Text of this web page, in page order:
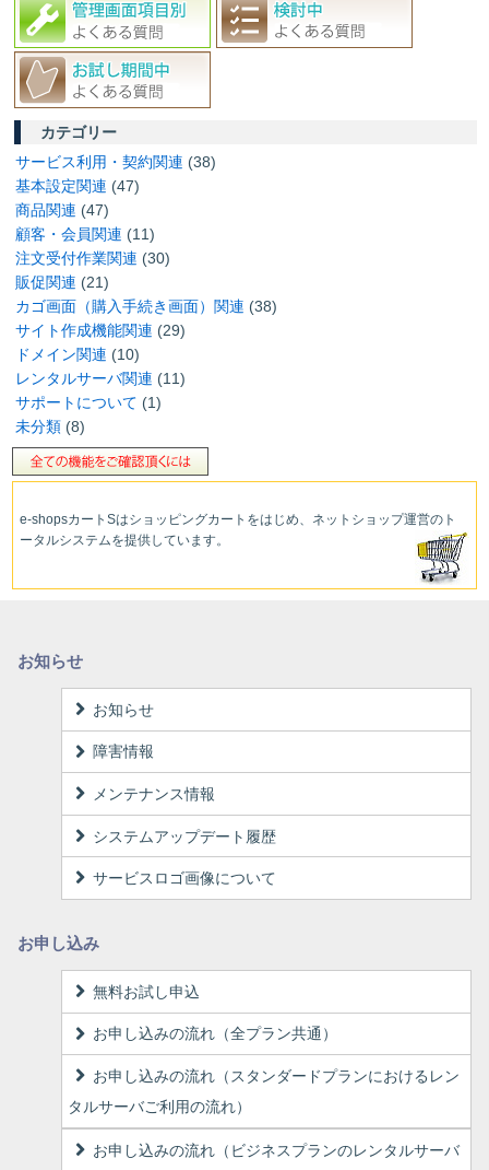
カテゴリー
サービス利用・契約関連 (38)
基本設定関連 (47)
商品関連 (47)
顧客・会員関連 (11)
注文受付作業関連 (30)
販促関連 (21)
カゴ画面（購入手続き画面）関連 (38)
サイト作成機能関連 (29)
ドメイン関連 (10)
レンタルサーバ関連 (11)
サポートについて (1)
未分類(8)
e-shopsカートSはショッピングカートをはじめ、ネットショップ運営のト
ータルシステムを提供しています。
お知らせ
お知らせ
障害情報
メンテナンス情報
システムアップデート履歴
サービスロゴ画像について
お申し込み
無料お試し申込
お申し込みの流れ（全プラン共通）
お申し込みの流れ（スタンダードプランにおけるレン
タルサーバご利用の流れ）
お申し込みの流れ（ビジネスプランのレンタルサーバ